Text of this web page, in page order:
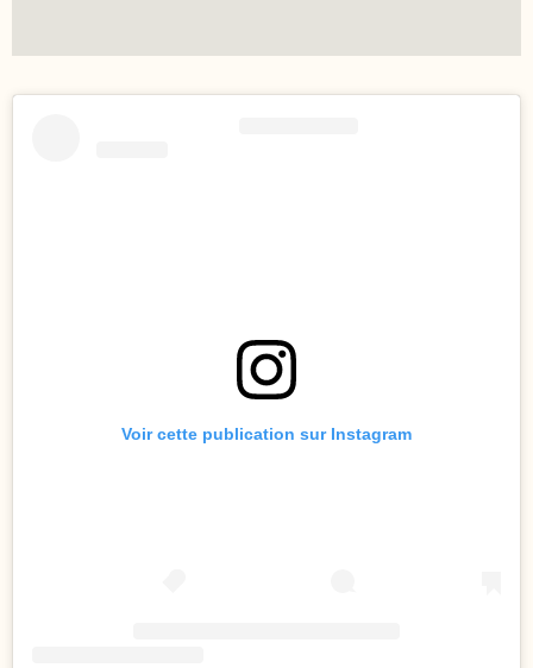
Voir cette publication sur Instagram